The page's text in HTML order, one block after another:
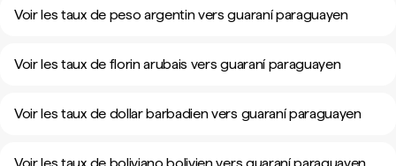
Voir les taux de peso argentin vers guaraní paraguayen
Voir les taux de florin arubais vers guaraní paraguayen
Voir les taux de dollar barbadien vers guaraní paraguayen